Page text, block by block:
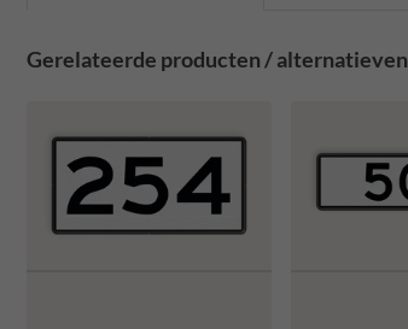
Gerelateerde producten / alternatieven